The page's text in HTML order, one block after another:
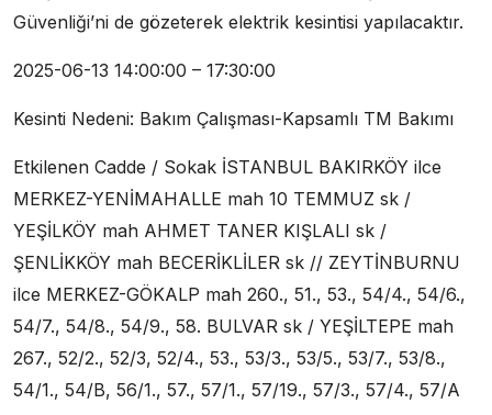
Güvenliği’ni de gözeterek elektrik kesintisi yapılacaktır.
2025-06-13 14:00:00 – 17:30:00
Kesinti Nedeni: Bakım Çalışması-Kapsamlı TM Bakımı
Etkilenen Cadde / Sokak İSTANBUL BAKIRKÖY ilce
MERKEZ-YENİMAHALLE mah 10 TEMMUZ sk /
YEŞİLKÖY mah AHMET TANER KIŞLALI sk /
ŞENLİKKÖY mah BECERİKLİLER sk // ZEYTİNBURNU
ilce MERKEZ-GÖKALP mah 260., 51., 53., 54/4., 54/6.,
54/7., 54/8., 54/9., 58. BULVAR sk / YEŞİLTEPE mah
267., 52/2., 52/3, 52/4., 53., 53/3., 53/5., 53/7., 53/8.,
54/1., 54/B, 56/1., 57., 57/1., 57/19., 57/3., 57/4., 57/A